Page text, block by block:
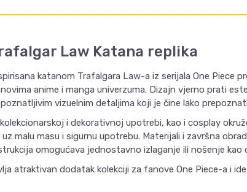
Law Katana replika
katanom Trafalgara Law-a iz serijala One Piece
anime i manga univerzuma. Dizajn vjerno prati
vizuelnim detaljima koji je čine lako
i dekorativnoj upotrebi, kao i cosplay
malu masu i sigurnu upotrebu. Materijali i završna
omogućava jednostavno izlaganje ili nošenje kao
atraktivan dodatak kolekciji za fanove One Piece-a i